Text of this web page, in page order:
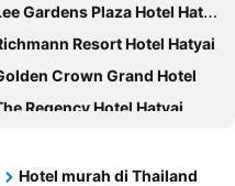
Gardens Plaza Hotel Hat Yai
Resort Hotel Hatyai
Crown Grand Hotel
Regency Hotel Hatyai
Hotel
Hotel murah di Thailand